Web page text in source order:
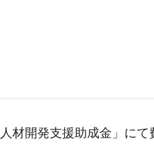
材開発支援助成金」にて